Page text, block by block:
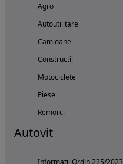
Agro
Autoutilitare
Camioane
Constructii
Motociclete
Piese
Remorci
Autovit
Informatii Ordin 225/2023